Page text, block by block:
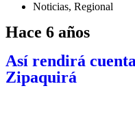
Noticias, Regional
Hace 6 años
Así rendirá
Zipaquirá